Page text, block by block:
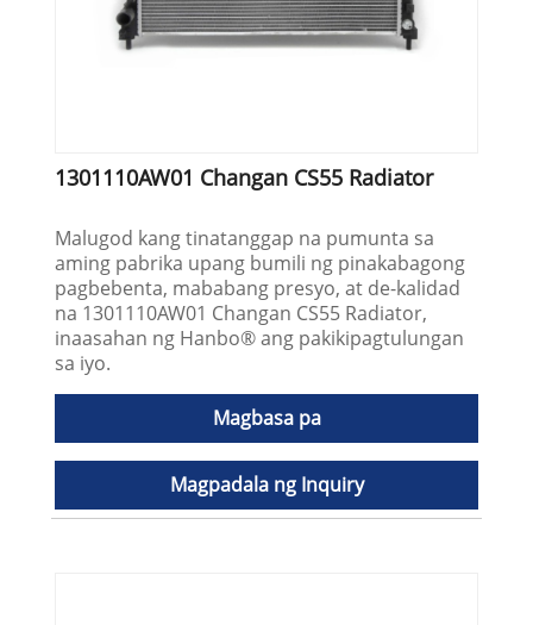
1301110AW01 Changan CS55 Radiator
Malugod kang tinatanggap na pumunta sa
aming pabrika upang bumili ng pinakabagong
pagbebenta, mababang presyo, at de-kalidad
na 1301110AW01 Changan CS55 Radiator,
inaasahan ng Hanbo® ang pakikipagtulungan
sa iyo.
Magbasa pa
Magpadala ng Inquiry